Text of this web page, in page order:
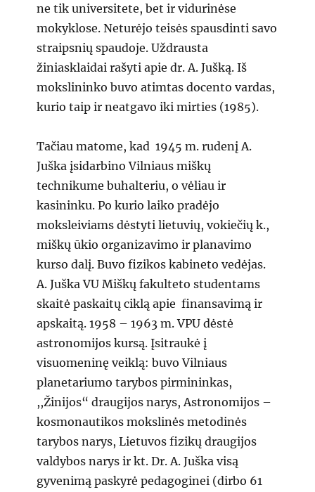
ne tik universitete, bet ir vidurinėse
mokyklose. Neturėjo teisės spausdinti savo
straipsnių spaudoje. Uždrausta
žiniasklaidai rašyti apie dr. A. Jušką. Iš
mokslininko buvo atimtas docento vardas,
kurio taip ir neatgavo iki mirties (1985).
Tačiau matome, kad 1945 m. rudenį A.
Juška įsidarbino Vilniaus miškų
technikume buhalteriu, o vėliau ir
kasininku. Po kurio laiko pradėjo
moksleiviams dėstyti lietuvių, vokiečių k.,
miškų ūkio organizavimo ir planavimo
kurso dalį. Buvo fizikos kabineto vedėjas.
A. Juška VU Miškų fakulteto studentams
skaitė paskaitų ciklą apie finansavimą ir
apskaitą. 1958 – 1963 m. VPU dėstė
astronomijos kursą. Įsitraukė į
visuomeninę veiklą: buvo Vilniaus
planetariumo tarybos pirmininkas,
,,Žinijos“ draugijos narys, Astronomijos –
kosmonautikos mokslinės metodinės
tarybos narys, Lietuvos fizikų draugijos
valdybos narys ir kt. Dr. A. Juška visą
gyvenimą paskyrė pedagoginei (dirbo 61